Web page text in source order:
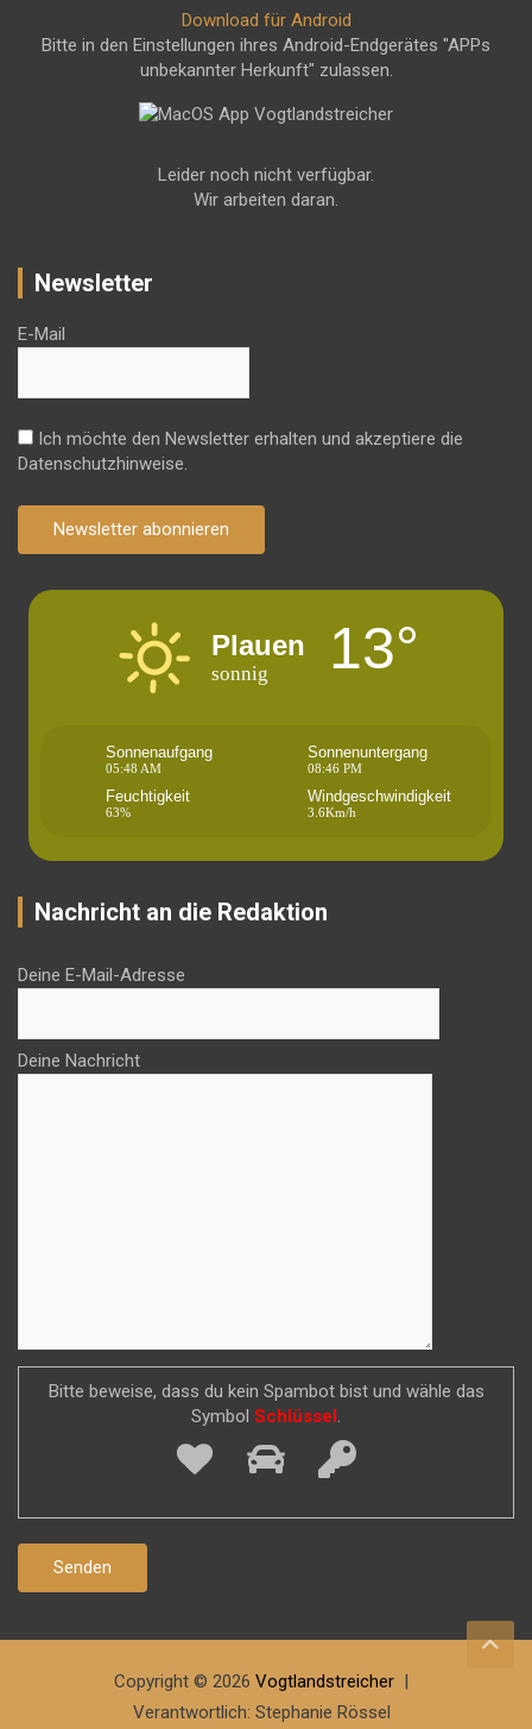
Download für Android
Bitte in den Einstellungen ihres Android-Endgerätes "APPs
unbekannter Herkunft" zulassen.
Leider noch nicht verfügbar.
Wir arbeiten daran.
Newsletter
E-Mail
Ich möchte den Newsletter erhalten und akzeptiere die
Datenschutzhinweise.
Newsletter abonnieren
Plauen
sonnig 13°
Sonnenaufgang
05:48 AM
Sonnenuntergang
08:46 PM
Feuchtigkeit
63%
Windgeschwindigkeit
3.6Km/h
Nachricht an die Redaktion
Deine E-Mail-Adresse
Deine Nachricht
Bitte beweise, dass du kein Spambot bist und wähle das
Symbol Schlüssel.
Copyright © 2026 Vogtlandstreicher
Verantwortlich: Stephanie Rössel